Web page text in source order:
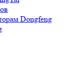
Dongfeng